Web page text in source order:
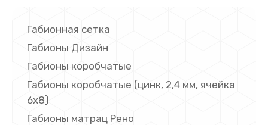
Габионная сетка
Габионы Дизайн
Габионы коробчатые
Габионы коробчатые (цинк, 2,4 мм, ячейка
6х8)
Габионы матрац Рено